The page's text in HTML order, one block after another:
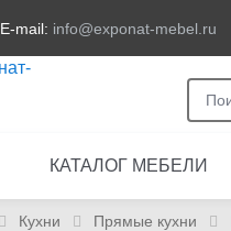
E-mail: info@exponat-mebel.ru
КАТАЛОГ МЕБЕЛИ
Кухни Прямые кухни